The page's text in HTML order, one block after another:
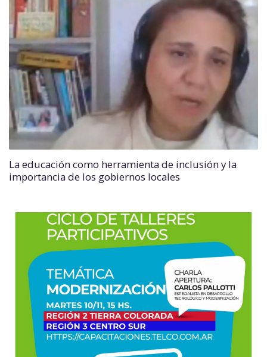
La educación como herramienta de inclusión y la
importancia de los gobiernos locales